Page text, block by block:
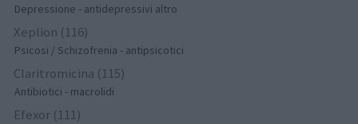
Depressione - antidepressivi altro
Xeplion (116)
Psicosi / Schizofrenia - antipsicotici
Claritromicina (115)
Antibiotici - macrolidi
Efexor (111)